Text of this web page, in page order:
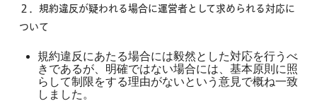
２． 規約違反が疑われる場合に運営者として求められる対応に
ついて
規約違反にあたる場合には毅然とした対応を行うべ
きであるが、明確ではない場合には、基本原則に照
らして制限をする理由がないという意見で概ね一致
しました。